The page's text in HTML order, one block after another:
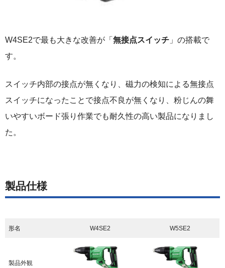
W4SE2で最も大きな改善が「 無接点スイッチ 」の搭載で
す。
スイッチ内部の接点が無くなり、磁力の検知による無接点
スイッチになったことで接点不良が無くなり、粉じんの舞
いやすいボード張り作業でも耐久性の高い製品になりまし
た。
製品仕様
形名 W4SE2 W5SE2
製品外観